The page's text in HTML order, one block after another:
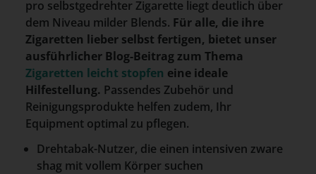
pro selbstgedrehter Zigarette liegt deutlich über
dem Niveau milder Blends. Für alle, die ihre
Zigaretten lieber selbst fertigen, bietet unser
ausführlicher Blog-Beitrag zum Thema
Zigaretten leicht stopfen eine ideale
Hilfestellung. Passendes Zubehör und
Reinigungsprodukte helfen zudem, Ihr
Equipment optimal zu pflegen.
Drehtabak-Nutzer, die einen intensiven zware
shag mit vollem Körper suchen